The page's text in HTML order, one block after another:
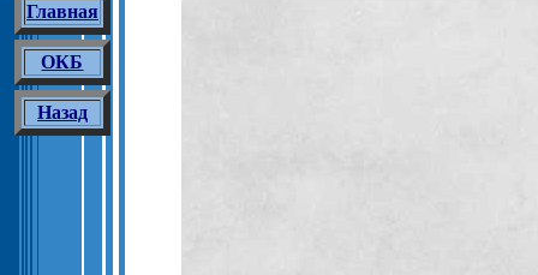
Главная
ОКБ
Назад